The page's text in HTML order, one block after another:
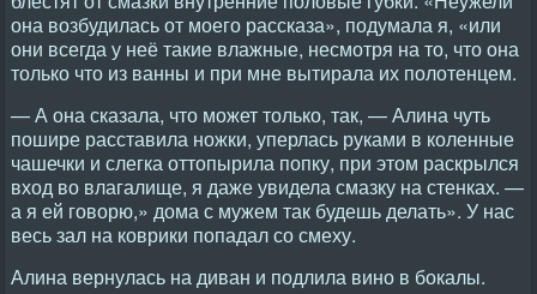
она возбудилась от моего рассказа», подумала я, «или
они всегда у неё такие влажные, несмотря на то, что она
только что из ванны и при мне вытирала их полотенцем.
— А она сказала, что может только, так, — Алина чуть
пошире расставила ножки, уперлась руками в коленные
чашечки и слегка оттопырила попку, при этом раскрылся
вход во влагалище, я даже увидела смазку на стенках. —
а я ей говорю,» дома с мужем так будешь делать». У нас
весь зал на коврики попадал со смеху.
Алина вернулась на диван и подлила вино в бокалы.